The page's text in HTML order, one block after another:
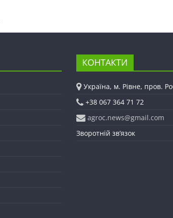
КОНТАКТИ
Україна, м. Рівне, пров.
+38 067 364 71 72
agroc.news@gmail.com
Зворотній зв’язок